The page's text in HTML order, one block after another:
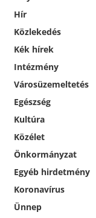
Hír
Közlekedés
Kék hírek
Intézmény
Városüzemeltetés
Egészség
Kultúra
Közélet
Önkormányzat
Egyéb hirdetmény
Koronavírus
Ünnep